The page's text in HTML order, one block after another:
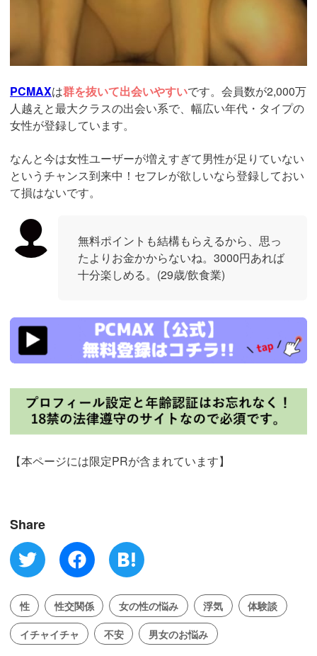
PCMAXは群を抜いて出会いやすいです。会員数が2,000万
人越えと最大クラスの出会い系で、幅広い年代・タイプの
女性が登録しています。
なんと今は女性ユーザーが増えすぎて男性が足りていない
というチャンス到来中！セフレが欲しいなら登録しておい
て損はないです。
無料ポイントも結構もらえるから、思っ
たよりお金かからないね。3000円あれば
十分楽しめる。(29歳/飲食業)
https://pcmax.jp/lp/?
ad_id=rm327007
【本ページには限定PRが含まれています】
Share
性 性交関係 女の性の悩み 浮気
体験談
イチャイチャ
不安 男女のお悩み